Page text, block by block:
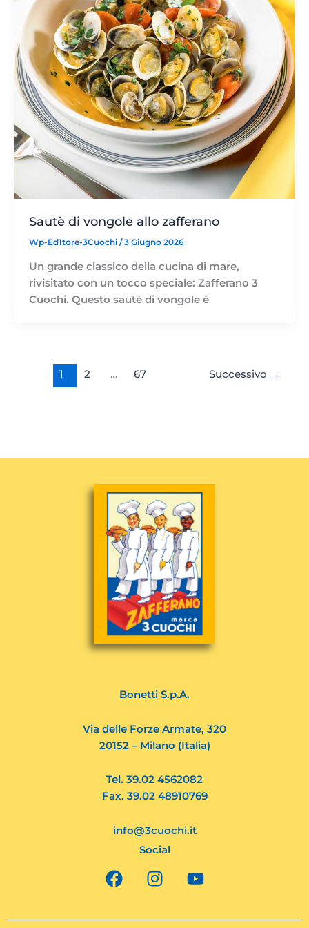
Sautè di vongole allo zafferano
Wp-Ed1tore-3Cuochi /3 Giugno 2026
Un grande classico della cucina di mare,
rivisitato con un tocco speciale: Zafferano 3
Cuochi. Questo sauté di vongole è
1 2 … 67 Successivo →
Bonetti S.p.A.
Via delle Forze Armate, 320
20152 – Milano (Italia)
Tel. 39.02 4562082
Fax. 39.02 48910769
info@3cuochi.it
Social
F
a
e
I
n
t
o
t